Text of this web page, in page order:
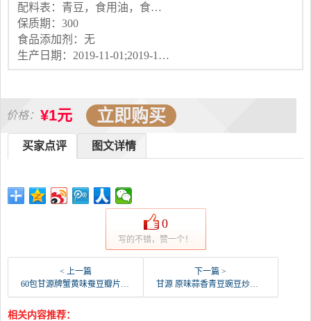
配料表：青豆，食用油，食用盐，味精等
保质期：300
食品添加剂：无
生产日期：2019-11-01;2019-11-01
价格： ¥1元 立即购买
图文详情
买家点评
0
写的不错，赞一个！
< 上一篇
60包甘源牌蟹黄味蚕豆瓣片休闲零食炒货独立小包装瓜-青豆(品上乐源旗舰店仅售19.25元)
下一篇 >
甘源 原味蒜香青豆豌豆炒货坚果零食【甘源青豆4斤/-青豆(品上乐源旗舰店仅售51.8元)
相关内容推荐：